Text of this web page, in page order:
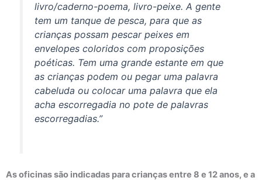
livro/caderno-poema, livro-peixe. A gente
tem um tanque de pesca, para que as
crianças possam pescar peixes em
envelopes coloridos com proposições
poéticas. Tem uma grande estante em que
as crianças podem ou pegar uma palavra
cabeluda ou colocar uma palavra que ela
acha escorregadia no pote de palavras
escorregadias.”
As oficinas são indicadas para crianças entre 8 e 12 anos, e a